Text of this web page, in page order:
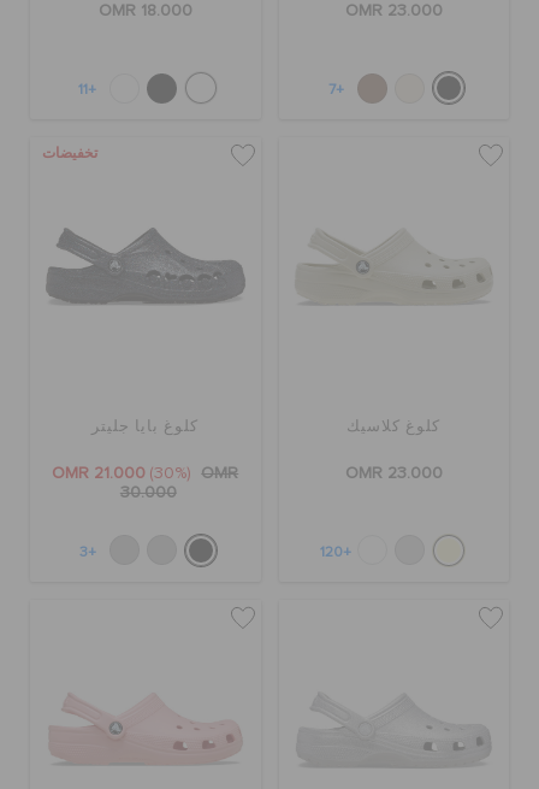
OMR 23.000
+7
OMR 18.000
+11
كلوغ كلاسيك
OMR 23.000
+120
تخفيضات
كلوغ بايا جليتر
OMR 21.000 (30%)
OMR
30.000
+3